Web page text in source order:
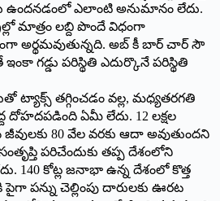
ఎలాంటి అనుమానం లేదు.
మాత్రం లబ్ది పొందే విధంగా
అర్థమవుతున్నది. అబ్‌ ‌కీ బార్‌ ‌చార్‌ ‌సౌ
గడ్డు పరిస్థితి ఎదుర్కొనే పరిస్థితి
ట్యాక్స్ ‌తగ్గించడం వల్ల, మధ్యతరగతి
దోహదపడింది ఏమీ లేదు. 12 లక్షల
80 వేల వరకు ఆదా అవుతుందని
పరిచేందుకు తప్ప దేశంలోని
140 కోట్ల జనాభా ఉన్న దేశంలో కొత్త
పన్ను చెల్లింపు దారులకు ఊరట